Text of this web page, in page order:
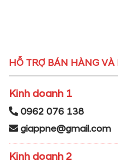
HỖ TRỢ BÁN HÀNG VÀ
Kinh doanh 1
0962 076 138
giappne@gmail.com
Kinh doanh 2